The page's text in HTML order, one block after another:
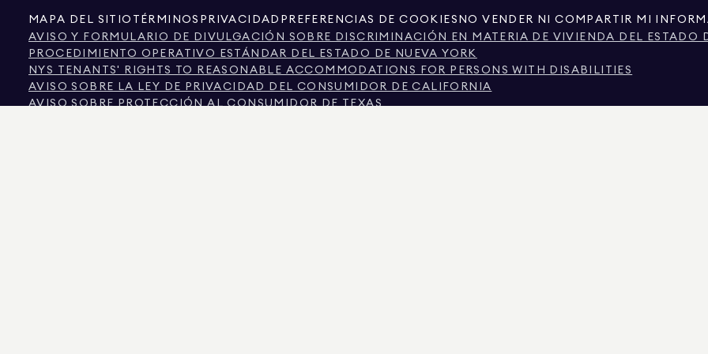
MAPA DEL SITIO TÉRMINOS PRIVACIDAD PREFERENCIAS DE COOKIES NO VENDER NI COMPARTIR MI
AVISO Y FORMULARIO DE DIVULGACIÓN SOBRE DISCRIMINACIÓN EN MATERIA DE VIVIENDA DEL ESTADO
PROCEDIMIENTO OPERATIVO ESTÁNDAR DEL ESTADO DE NUEVA YORK
NYS TENANTS' RIGHTS TO REASONABLE ACCOMMODATIONS FOR PERSONS WITH DISABILITIES
AVISO SOBRE LA LEY DE PRIVACIDAD DEL CONSUMIDOR DE CALIFORNIA
AVISO SOBRE PROTECCIÓN AL CONSUMIDOR DE TEXAS